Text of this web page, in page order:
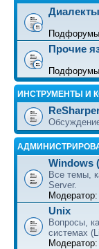
Прочие
ИНСТРУМЕНТЫ И
Windows
Все темы,
Server.
Модератор:
Unix
Вопросы,
системах
Модератор: